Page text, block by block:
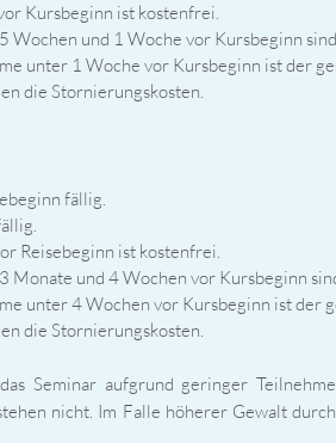
Kursbeginn ist kostenfrei.
Wochen und 1 Woche vor Kursbeginn
unter 1 Woche vor Kursbeginn ist der
die Stornierungskosten.
fällig.
Reisebeginn ist kostenfrei.
Monate und 4 Wochen vor Kursbeginn
unter 4 Wochen vor Kursbeginn ist der
die Stornierungskosten.
Seminar aufgrund geringer
nicht. Im Falle höherer Gewalt